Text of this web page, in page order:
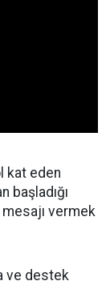
kat eden
başladığı
mesajı vermek
ve destek